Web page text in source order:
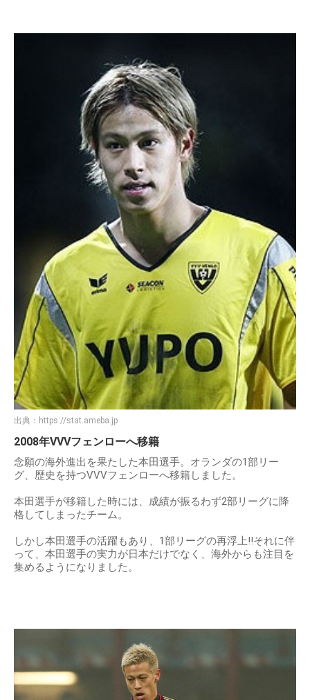
出典： https://stat.ameba.jp
2008年VVVフェンローへ移籍
念願の海外進出を果たした本田選手。オランダの1部リー
グ、歴史を持つVVVフェンローへ移籍しました。
本田選手が移籍した時には、成績が振るわず2部リーグに降
格してしまったチーム。
しかし本田選手の活躍もあり、1部リーグの再浮上!!それに伴
って、本田選手の実力が日本だけでなく、海外からも注目を
集めるようになりました。